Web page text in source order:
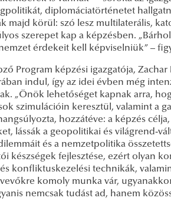
diplomáciatörténetet
majd körül: szó lesz multilaterális,
szerepet kap a képzésben.
érdekeit kell képviselniük” –
Program képzési igazgatója, Zachar
indul, így az idei évben még
„Önök lehetőséget kapnak arra,
szimulációin keresztül, valamint a
hozzátéve: a képzés
lássák a geopolitikai és világrend-
és a nemzetpolitika
készségek fejlesztése, ezért olyan
és konfliktuskezelési technikák,
komoly munka vár,
nemcsak tudást ad, hanem